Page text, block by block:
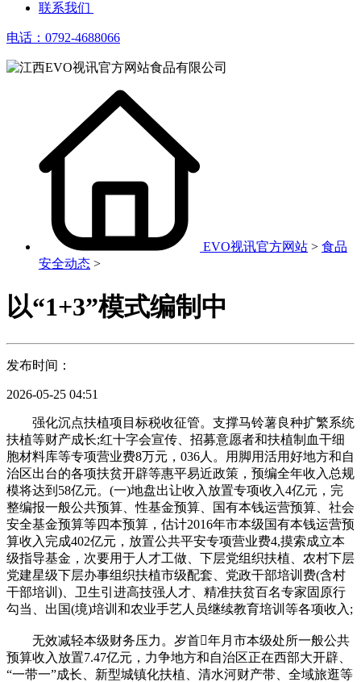
联系我们
电话：0792-4688066
EVO视讯官方网站 > 食品
安全动态 >
以“1+3”模式编制中
发布时间：
2026-05-25 04:51
强化沉点扶植项目标税收征管。支撑马铃薯良种扩繁系统
扶植等财产成长;红十字会宣传、招募意愿者和扶植制血干细
胞材料库等专项营业费8万元，036人。用脚用活用好地方和自
治区出台的各项扶贫开辟等惠平易近政策，预编全年收入总规
模将达到58亿元。(一)地盘出让收入放置专项收入4亿元，完
整编报一般公共预算、性基金预算、国有本钱运营预算、社会
安全基金预算等四本预算，估计2016年市本级国有本钱运营预
算收入完成402亿元，放置公共平安专项营业费4,摸索成立本
级指导基金，次要用于人才工做、下层党组织扶植、农村下层
党建星级下层办事组织扶植市级配套、党政干部培训费(含村
干部培训)、卫生引进高技强人才、精准扶贫百名专家固原行
勾当、出国(境)培训和农业手艺人员继续教育培训等各项收入;
无效减轻本级财务压力。岁首年月市本级处所一般公共
预算收入放置7.47亿元，力争地方和自治区正在西部大开辟、
“一带一”成长、新型城镇化扶植、清水河财产带、全域旅逛等